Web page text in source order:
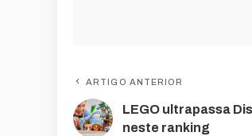
ARTIGO ANTERIOR
LEGO ultrapassa
neste ranking